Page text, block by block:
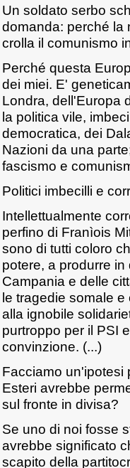
Un soldato serbo
domanda: perché la
crolla il comunismo
Perché questa
dei miei. E'
Londra, dell'Europa
la politica vile,
democratica, dei
Nazioni da una
fascismo e
Politici imbecilli e
Intellettualmente
perfino di Franìois
sono di tutti coloro
potere, a produrre
Campania e delle
le tragedie somale
alla ignobile
purtroppo per il PSI
convinzione. (...)
Facciamo un'ipotesi
Esteri avrebbe
sul fronte in divisa?
Se uno di noi fosse
avrebbe significato
scapito della